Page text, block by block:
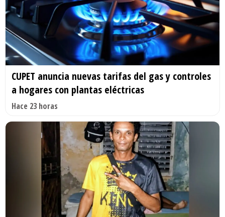
CUPET anuncia nuevas tarifas del gas y controles
a hogares con plantas eléctricas
Hace 23 horas